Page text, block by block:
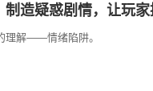
造疑惑剧情，让玩家
理解——情绪陷阱。